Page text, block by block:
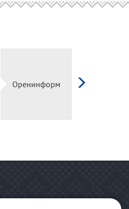
Оренинформ